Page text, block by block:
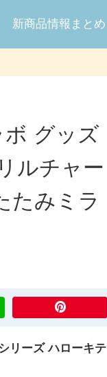
新商品情報まとめ
グッズ
ルチャー
たみミラ
リーズ ハローキテ